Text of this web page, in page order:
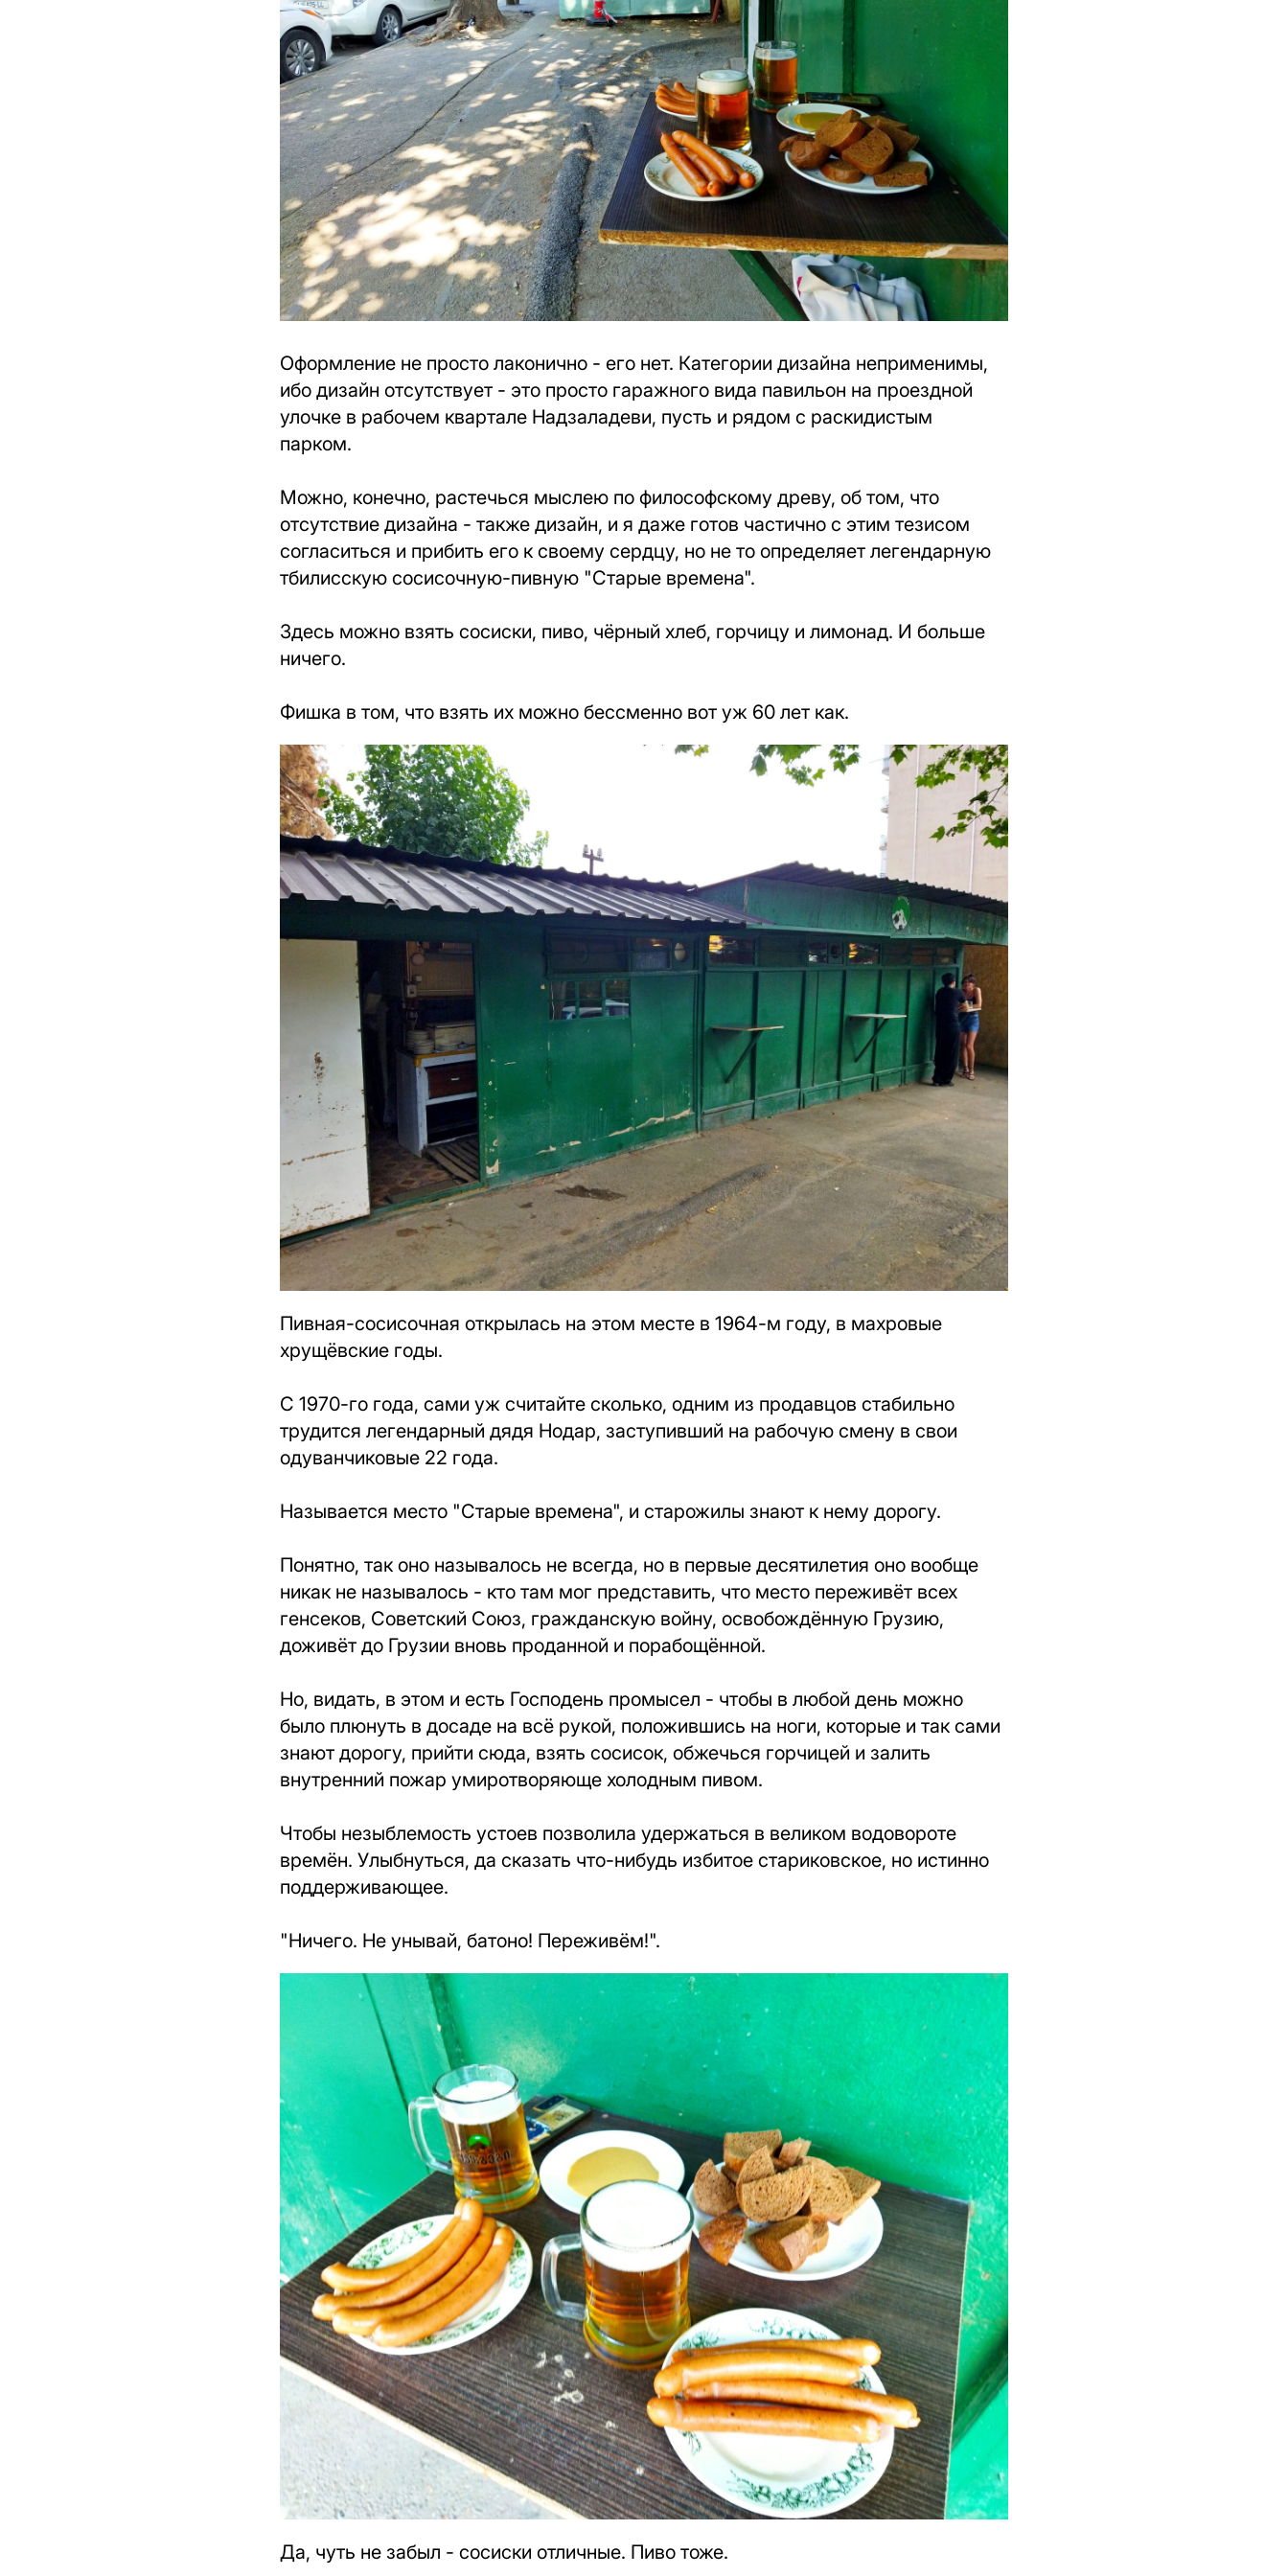
Оформление не просто лаконично - его нет. Категории дизайна неприменимы,
ибо дизайн отсутствует - это просто гаражного вида павильон на проездной
улочке в рабочем квартале Надзаладеви, пусть и рядом с раскидистым
парком.
Можно, конечно, растечься мыслею по философскому древу, об том, что
отсутствие дизайна - также дизайн, и я даже готов частично с этим тезисом
согласиться и прибить его к своему сердцу, но не то определяет легендарную
тбилисскую сосисочную-пивную "Старые времена".
Здесь можно взять сосиски, пиво, чёрный хлеб, горчицу и лимонад. И больше
ничего.
Фишка в том, что взять их можно бессменно вот уж 60 лет как.
Пивная-сосисочная открылась на этом месте в 1964-м году, в махровые
хрущёвские годы.
С 1970-го года, сами уж считайте сколько, одним из продавцов стабильно
трудится легендарный дядя Нодар, заступивший на рабочую смену в свои
одуванчиковые 22 года.
Называется место "Старые времена", и старожилы знают к нему дорогу.
Понятно, так оно называлось не всегда, но в первые десятилетия оно вообще
никак не называлось - кто там мог представить, что место переживёт всех
генсеков, Советский Союз, гражданскую войну, освобождённую Грузию,
доживёт до Грузии вновь проданной и порабощённой.
Но, видать, в этом и есть Господень промысел - чтобы в любой день можно
было плюнуть в досаде на всё рукой, положившись на ноги, которые и так сами
знают дорогу, прийти сюда, взять сосисок, обжечься горчицей и залить
внутренний пожар умиротворяюще холодным пивом.
Чтобы незыблемость устоев позволила удержаться в великом водовороте
времён. Улыбнуться, да сказать что-нибудь избитое стариковское, но истинно
поддерживающее.
"Ничего. Не унывай, батоно! Переживём!".
Да, чуть не забыл - сосиски отличные. Пиво тоже.